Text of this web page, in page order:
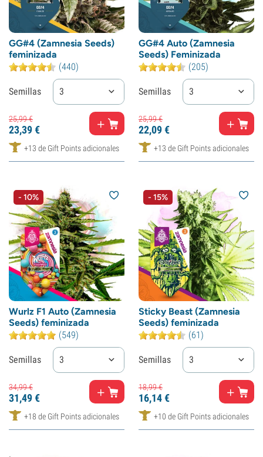
GG#4 (Zamnesia Seeds)
feminizada
(440)
Semillas 3
25,99€
23,39€
+13 de Gift Points adicionales
GG#4 Auto (Zamnesia
Seeds) Feminizada
(205)
Semillas 3
25,99€
22,09€
+13 de Gift Points adicionales
- 10%
Wurlz F1 Auto (Zamnesia
Seeds) feminizada
(549)
Semillas 3
34,99€
31,49€
+18 de Gift Points adicionales
- 15%
Sticky Beast (Zamnesia
Seeds) feminizada
(61)
Semillas 3
18,99€
16,14€
+10 de Gift Points adicionales